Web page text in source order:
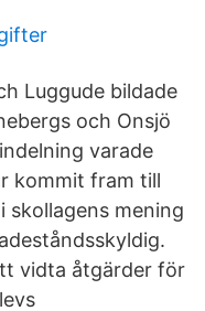
Luggude bildade
och Onsjö
varade
kommit fram till
mening
vidta åtgärder för